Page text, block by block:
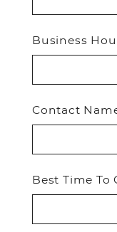
Business
Contact
Best Time To